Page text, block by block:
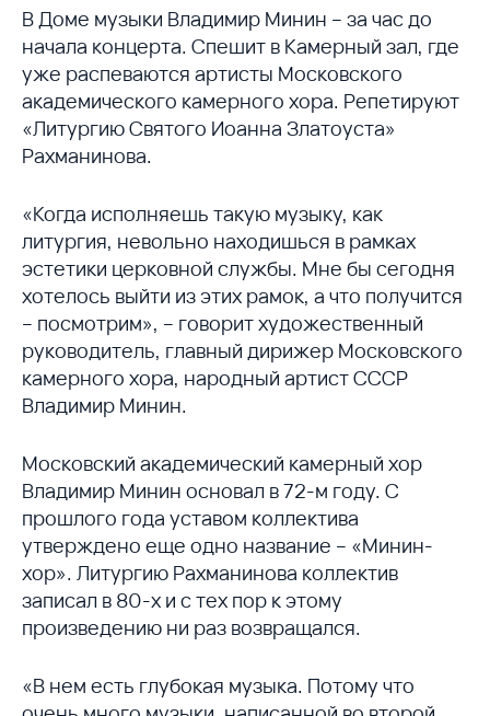
В Доме музыки Владимир Минин – за час до
начала концерта. Спешит в Камерный зал, где
уже распеваются артисты Московского
академического камерного хора. Репетируют
«Литургию Святого Иоанна Златоуста»
Рахманинова.
«Когда исполняешь такую музыку, как
литургия, невольно находишься в рамках
эстетики церковной службы. Мне бы сегодня
хотелось выйти из этих рамок, а что получится
– посмотрим», – говорит художественный
руководитель, главный дирижер Московского
камерного хора, народный артист СССР
Владимир Минин.
Московский академический камерный хор
Владимир Минин основал в 72-м году. С
прошлого года уставом коллектива
утверждено еще одно название – «Минин-
хор». Литургию Рахманинова коллектив
записал в 80-х и с тех пор к этому
произведению ни раз возвращался.
«В нем есть глубокая музыка. Потому что